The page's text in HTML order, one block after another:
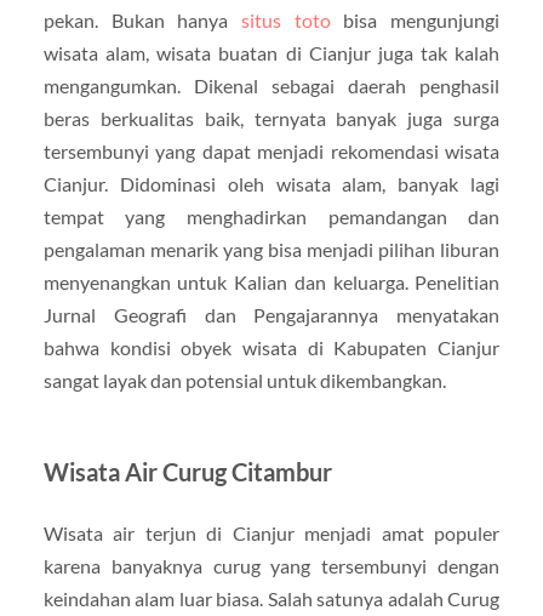
pekan. Bukan hanya situs totobisa mengunjungi
wisata alam, wisata buatan di Cianjur juga tak kalah
mengangumkan. Dikenal sebagai daerah penghasil
beras berkualitas baik, ternyata banyak juga surga
tersembunyi yang dapat menjadi rekomendasi wisata
Cianjur. Didominasi oleh wisata alam, banyak lagi
tempat yang menghadirkan pemandangan dan
pengalaman menarik yang bisa menjadi pilihan liburan
menyenangkan untuk Kalian dan keluarga. Penelitian
Jurnal Geografi dan Pengajarannya menyatakan
bahwa kondisi obyek wisata di Kabupaten Cianjur
sangat layak dan potensial untuk dikembangkan.
Wisata Air Curug Citambur
Wisata air terjun di Cianjur menjadi amat populer
karena banyaknya curug yang tersembunyi dengan
keindahan alam luar biasa. Salah satunya adalah Curug